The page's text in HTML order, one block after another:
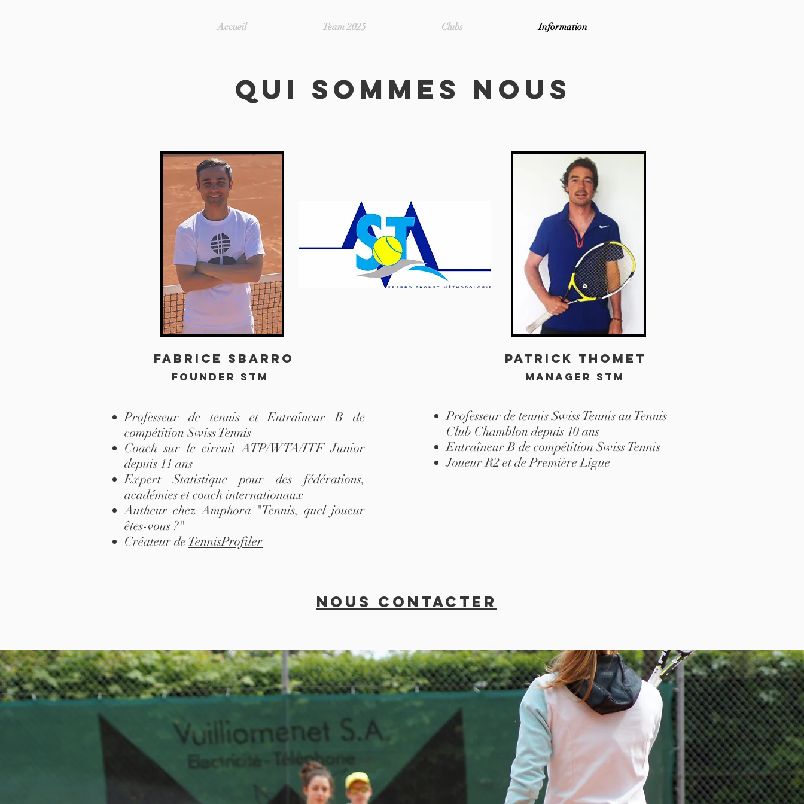
Accueil Team 2025 Clubs Information
QUI SOMMES NOUS
Fabrice Sbarro
founder stm
Patrick Thomet
manager stm
Professeur de tennis et Entraîneur B de
compétition Swiss Tennis
Coach sur le circuit ATP/WTA/ITF Junior
depuis 11 ans
Expert Statistique pour des fédérations,
académies et coach internationaux
Autheur chez Amphora "Tennis, quel joueur
êtes-vous ?"
Créateur deTennisProfiler
Professeur de tennis Swiss Tennis au Tennis
Club Chamblon depuis 10 ans
Entraîneur B de compétition Swiss Tennis
Joueur R2 et de Première Ligue
nous contacter